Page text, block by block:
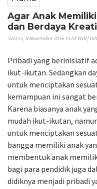
Agar Anak
dan Berdaya
Selasa, 8 November 2016 15:04 WIB |
Pribadi yang berinisiatif
ikut-ikutan. Sedangkan
untuk menciptakan
kemampuan ini sangat
Karena biasanya anak
mudah ikut-ikutan,
untuk menciptakan
bangga memiliki anak
membentuk anak
bagi para pendidik juga
didiknya menjadi pribadi